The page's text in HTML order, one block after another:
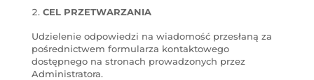
CEL PRZETWARZANIA
Udzielenie odpowiedzi na wiadomość przesłaną za
pośrednictwem formularza kontaktowego
dostępnego na stronach prowadzonych przez
Administratora.